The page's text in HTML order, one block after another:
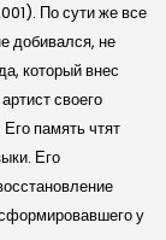
По сути же все
добивался, не
который внес
своего
память чтят
Его
у